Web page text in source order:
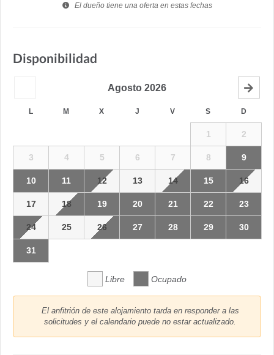
El dueño tiene una oferta en estas fechas
Disponibilidad
Agosto 2026
L M X J V S D
1 2
3 4 5 6 7 8 9
10 11 12 13 14 15 16
17 18 19 20 21 22 23
24 25 26 27 28 29 30
31
Libre Ocupado
El anfitrión de este alojamiento tarda en responder a las
solicitudes y el calendario puede no estar actualizado.